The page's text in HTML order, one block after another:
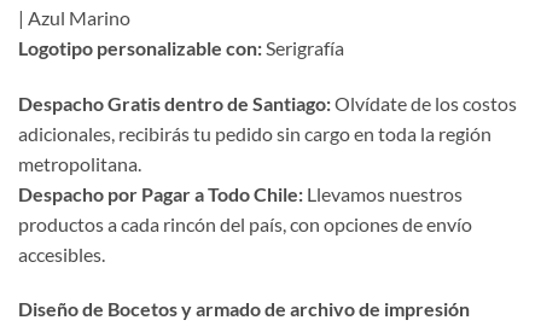
| Azul Marino
Logotipo personalizable con: Serigrafía
Despacho Gratis dentro de Santiago:Olvídate de los costos
adicionales, recibirás tu pedido sin cargo en toda la región
metropolitana.
Despacho por Pagar a Todo Chile: Llevamos nuestros
productos a cada rincón del país, con opciones de envío
accesibles.
Diseño de Bocetos y armado de archivo de impresión